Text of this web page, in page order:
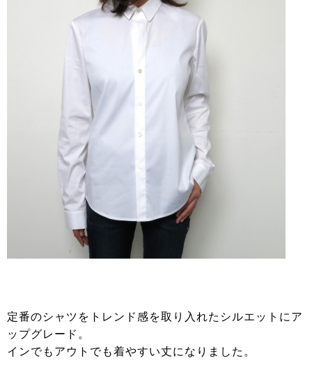
定番のシャツをトレンド感を取り入れたシルエットにア
ップグレード。
インでもアウトでも着やすい丈になりました。